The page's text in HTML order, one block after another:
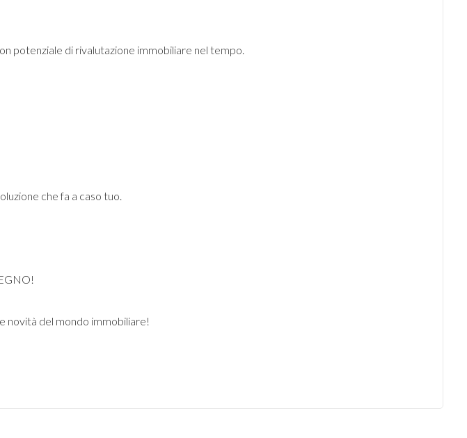
potenziale di rivalutazione immobiliare nel tempo.
che fa a caso tuo.
novità del mondo immobiliare!